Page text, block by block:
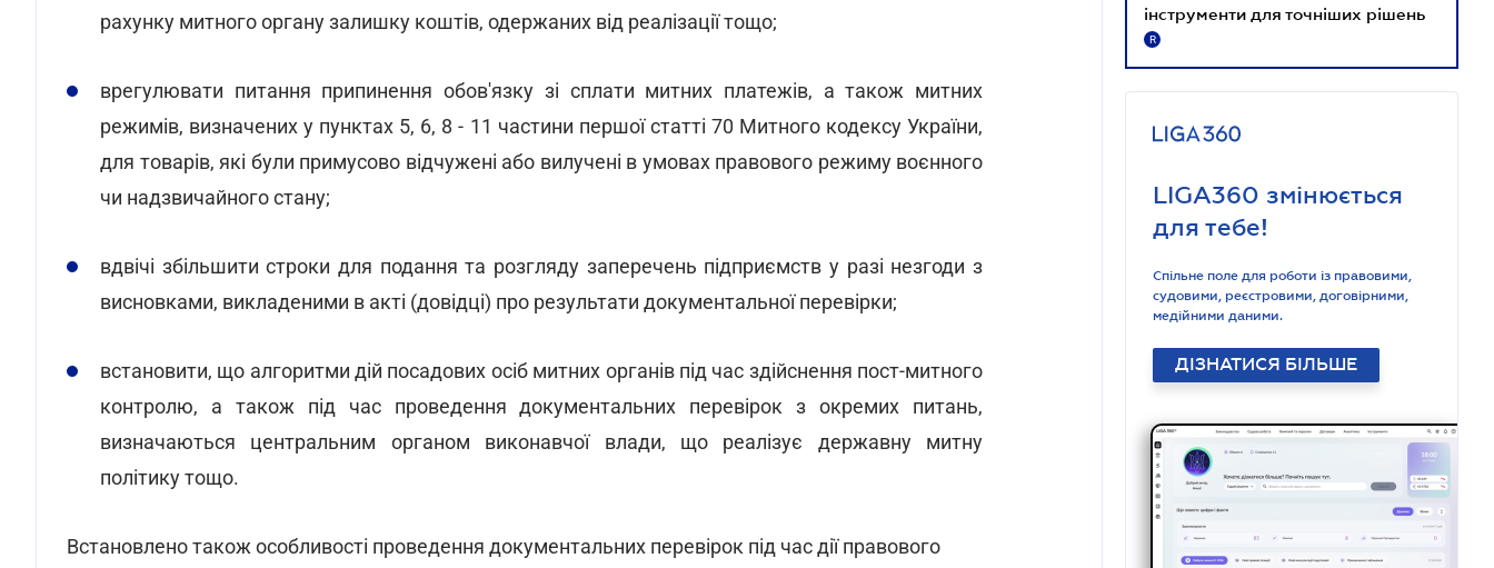
рахунку митного органу залишку коштів, одержаних від реалізації тощо;
врегулювати питання припинення обов'язку зі сплати митних платежів, а також митних
режимів, визначених у пунктах 5, 6, 8 - 11 частини першої статті 70 Митного кодексу України,
для товарів, які були примусово відчужені або вилучені в умовах правового режиму воєнного
чи надзвичайного стану;
вдвічі збільшити строки для подання та розгляду заперечень підприємств у разі незгоди з
висновками, викладеними в акті (довідці) про результати документальної перевірки;
встановити, що алгоритми дій посадових осіб митних органів під час здійснення пост-митного
контролю, а також під час проведення документальних перевірок з окремих питань,
визначаються центральним органом виконавчої влади, що реалізує державну митну
політику тощо.
Встановлено також особливості проведення документальних перевірок під час дії правового
інструменти для точніших рішень
R
LIGA360 змінюється
для тебе!
Спільне поле для роботи із правовими,
судовими, реєстровими, договірними,
медійними даними.
ДІЗНАТИСЯ БІЛЬШЕ